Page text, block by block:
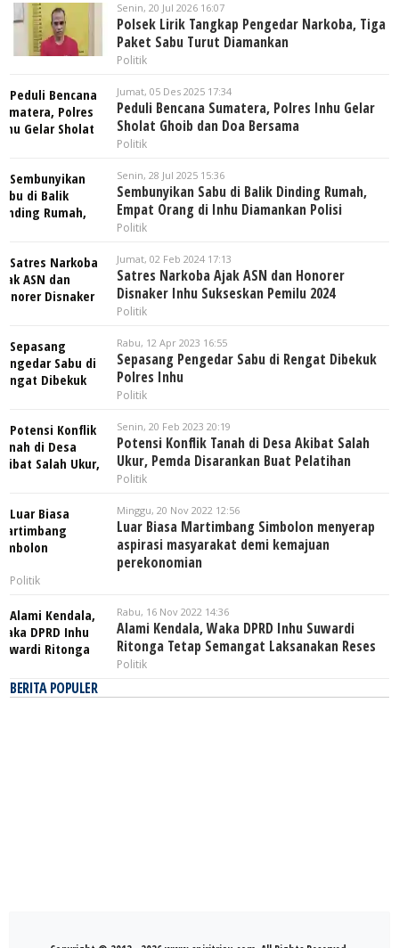
Senin, 20 Jul 2026 16:07
Polsek Lirik Tangkap Pengedar Narkoba, Tiga
Paket Sabu Turut Diamankan
Politik
Jumat, 05 Des 2025 17:34
Peduli Bencana Sumatera, Polres Inhu Gelar
Sholat Ghoib dan Doa Bersama
Politik
Senin, 28 Jul 2025 15:36
Sembunyikan Sabu di Balik Dinding Rumah,
Empat Orang di Inhu Diamankan Polisi
Politik
Jumat, 02 Feb 2024 17:13
Satres Narkoba Ajak ASN dan Honorer
Disnaker Inhu Sukseskan Pemilu 2024
Politik
Rabu, 12 Apr 2023 16:55
Sepasang Pengedar Sabu di Rengat Dibekuk
Polres Inhu
Politik
Senin, 20 Feb 2023 20:19
Potensi Konflik Tanah di Desa Akibat Salah
Ukur, Pemda Disarankan Buat Pelatihan
Politik
Minggu, 20 Nov 2022 12:56
Luar Biasa Martimbang Simbolon menyerap
aspirasi masyarakat demi kemajuan
perekonomian
Politik
Rabu, 16 Nov 2022 14:36
Alami Kendala, Waka DPRD Inhu Suwardi
Ritonga Tetap Semangat Laksanakan Reses
Politik
BERITA POPULER